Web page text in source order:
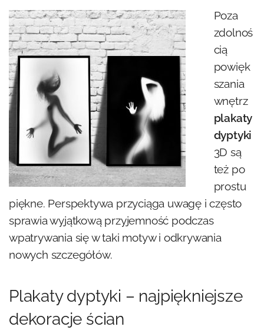
Poza
zdolnoś
cią
powięk
szania
wnętrz
plakaty
dyptyki
3D są
też po
prostu
piękne. Perspektywa przyciąga uwagę i często
sprawia wyjątkową przyjemność podczas
wpatrywania się w taki motyw i odkrywania
nowych szczegółów.
Plakaty dyptyki – najpiękniejsze
dekoracje ścian